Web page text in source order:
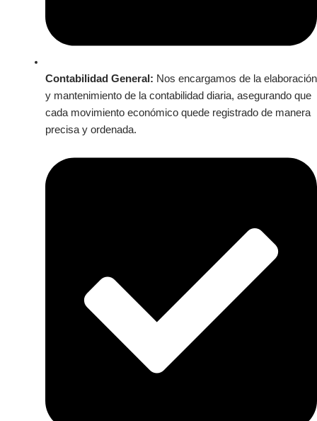
Contabilidad General: Nos encargamos de la elaboración
y mantenimiento de la contabilidad diaria, asegurando que
cada movimiento económico quede registrado de manera
precisa y ordenada.